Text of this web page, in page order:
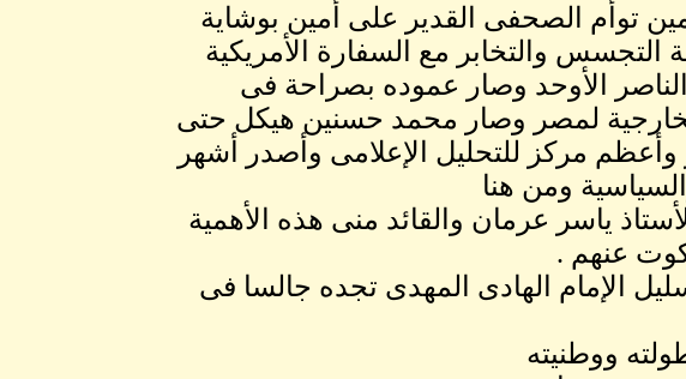
توأم الصحفى القدير على أمين بوشاية
والتخابر مع السفارة الأمريكية
الأوحد وصار عموده بصراحة فى
لمصر وصار محمد حسنين هيكل حتى
وأعظم مركز للتحليل الإعلامى وأصدر أشهر
ومن هنا
ياسر عرمان والقائد منى هذه الأهمية
عنهم .
الإمام الهادى المهدى تجده جالسا فى
ووطنيته